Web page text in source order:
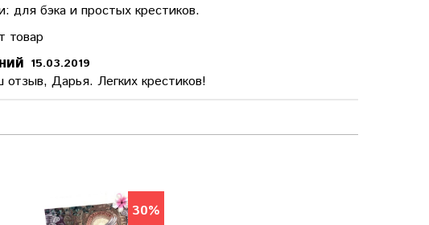
для бэка и простых крестиков.
товар
15.03.2019
Дарья. Легких крестиков!
30%